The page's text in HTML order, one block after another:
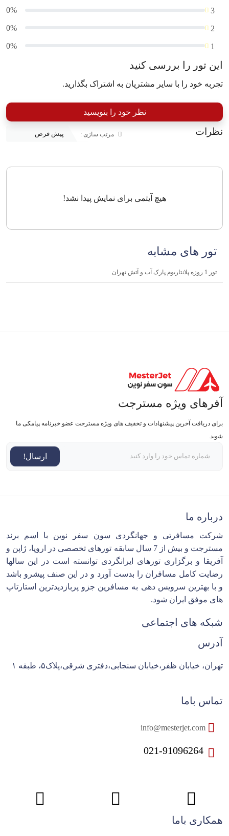
3
0%
2
0%
1
0%
این تور را بررسی کنید
تجربه خود را با سایر مشتریان به اشتراک بگذارید.
نظر خود را بنویسید
نظرات مرتب سازی :
هیچ آیتمی برای نمایش پیدا نشد!
تور های مشابه
تور 1 روزه پلانتاریوم پارک آب و آتش تهران
آفرهای ویژه مسترجت
برای دریافت آخرین پیشنهادات و تخفیف های ویژه مسترجت عضو خبرنامه پیامکی ما
شوید.
ارسال!
درباره ما
شرکت مسافرتی و جهانگردی سون سفر نوین با اسم برند
مسترجت و بیش از 7 سال سابقه تورهای تخصصی در اروپا، ژاپن و
آفریقا و برگزاری تورهای ایرانگردی توانسته است در این سالها
رضایت کامل مسافران را بدست آورد و در این صنف پیشرو باشد
و با بهترین سرویس دهی به مسافرین جزو پربازدیدترین استارتاپ
های موفق ایران شود.
شبکه های اجتماعی
آدرس
تهران، خیابان ظفر،خیابان سنجابی،دفتری شرقی،پلاک۵، طبقه ۱
تماس باما
021-91096264
همکاری باما